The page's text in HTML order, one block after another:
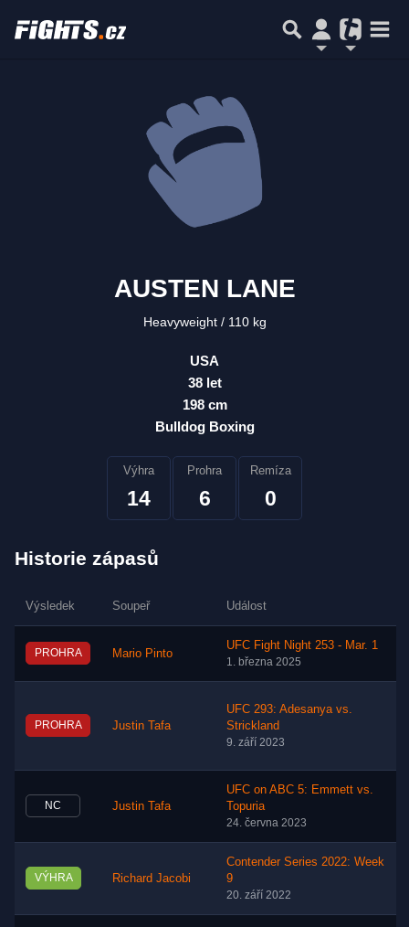
AUSTEN LANE
Heavyweight 110 kg
USA
38 let
198 cm
Bulldog Boxing
Výhra
14
Prohra
6
Remíza
0
Historie zápasů
Výsledek Soupeř Událost
PROHRA Mario Pinto
UFC Fight Night 253 - Mar. 1
1. března 2025
PROHRA Justin Tafa
UFC 293: Adesanya vs.
Strickland
9. září 2023
NC Justin Tafa
UFC on ABC 5: Emmett vs.
Topuria
24. června 2023
VÝHRA Richard Jacobi
Contender Series 2022: Week
9
20. září 2022